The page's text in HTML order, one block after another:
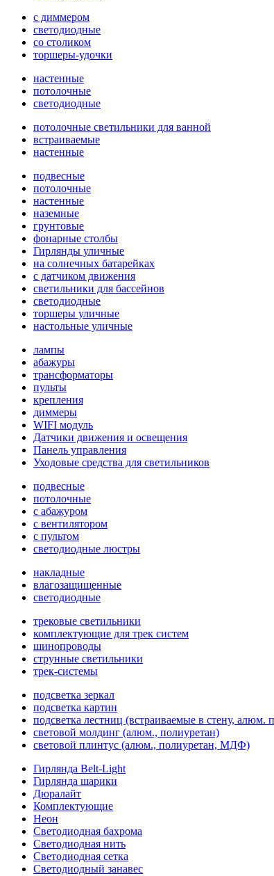
с диммером
светодиодные
со столиком
торшеры-удочки
настенные
потолочные
светодиодные
потолочные светильники для ванной
встраиваемые
настенные
подвесные
потолочные
настенные
наземные
грунтовые
фонарные столбы
Гирлянды уличные
на солнечных батарейках
с датчиком движения
светильники для бассейнов
светодиодные
торшеры уличные
настольные уличные
лампы
абажуры
трансформаторы
пульты
крепления
диммеры
WIFI модуль
Датчики движения и освещения
Панель управления
Уходовые средства для светильников
подвесные
потолочные
с абажуром
с вентилятором
с пультом
светодиодные люстры
накладные
влагозащищенные
светодиодные
трековые светильники
комплектующие для трек систем
шинопроводы
струнные светильники
трек-системы
подсветка зеркал
подсветка картин
подсветка лестниц (встраиваемые в стену, алюм.
световой молдинг (алюм., полиуретан)
световой плинтус (алюм., полиуретан, МДФ)
Гирлянда Belt-Light
Гирлянда шарики
Дюралайт
Комплектующие
Неон
Светодиодная бахрома
Светодиодная нить
Светодиодная сетка
Светодиодный занавес